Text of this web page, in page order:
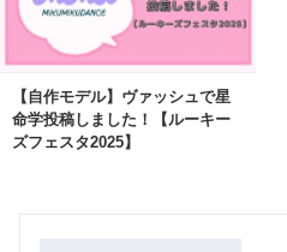
【自作モデル】ヴァッシュで星
命学投稿しました！【ルーキー
ズフェスタ2025】